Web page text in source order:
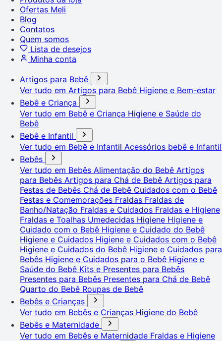
Ofertas Meli
Blog
Contatos
Quem somos
Lista de desejos
Minha conta
Artigos para Bebê
Ver tudo em Artigos para Bebê Higiene e Bem-estar
Bebê e Criança
Ver tudo em Bebê e Criança Higiene e Saúde do
Bebê
Bebê e Infantil
Ver tudo em Bebê e Infantil Acessórios bebê e Infantil
Bebês
Ver tudo em Bebês Alimentação do Bebê Artigos
para Bebês Artigos para Chá de Bebê Artigos para
Festas de Bebês Chá de Bebê Cuidados com o Bebê
Festas e Comemorações Fraldas Fraldas de
Banho/Natação Fraldas e Cuidados Fraldas e Higiene
Fraldas e Toalhas Umedecidas Higiene Higiene e
Cuidado com o Bebê Higiene e Cuidado do Bebê
Higiene e Cuidados Higiene e Cuidados com o Bebê
Higiene e Cuidados do Bebê Higiene e Cuidados para
Bebês Higiene e Cuidados para o Bebê Higiene e
Saúde do Bebê Kits e Presentes para Bebês
Presentes para Bebês Presentes para Chá de Bebê
Quarto do Bebê Roupas de Bebê
Bebês e Crianças
Ver tudo em Bebês e Crianças Higiene do Bebê
Bebês e Maternidade
Ver tudo em Bebês e Maternidade Fraldas e Higiene